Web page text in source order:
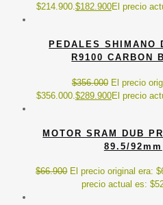
$214.900. $182.900El precio
PEDALES SHIMANO
R9100 CARBON
$356.000 El precio
$356.000. $289.900El precio
MOTOR SRAM DUB
89.5/92mm
$66.900 El precio original era:
precio actual es: